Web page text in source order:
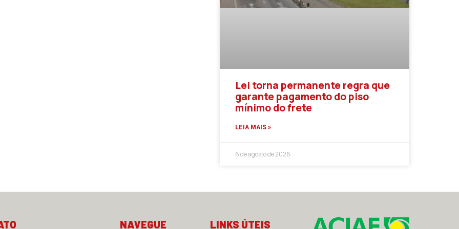
Lei torna permanente regra que
garante pagamento do piso
mínimo do frete
LEIA MAIS »
6 de agosto de 2026
NAVEGUE LINKS ÚTEIS